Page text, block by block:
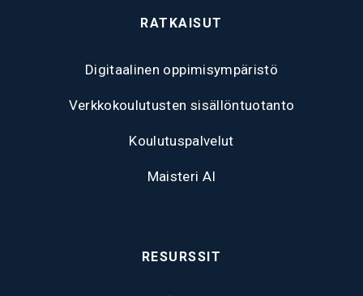
RATKAISUT
Digitaalinen oppimisympäristö
Verkkokoulutusten sisällöntuotanto
Koulutuspalvelut
Maisteri AI
RESURSSIT